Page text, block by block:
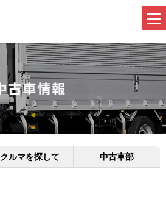
クルマを探して 中古車部